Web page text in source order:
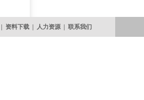
资料下载 人力资源 联系我们